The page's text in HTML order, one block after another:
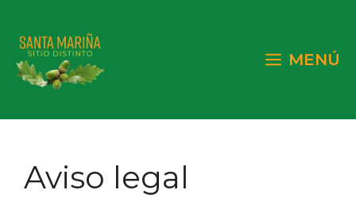
contenido
MENÚ
Aviso legal